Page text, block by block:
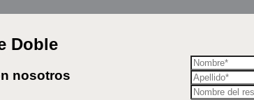
Doble
nosotros